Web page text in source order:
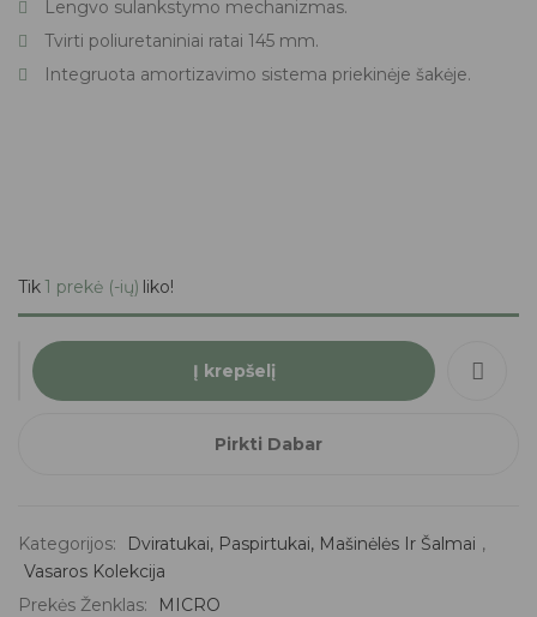
Lengvo sulankstymo mechanizmas.
Tvirti poliuretaniniai ratai 145 mm.
Integruota amortizavimo sistema priekinėje šakėje.
Tik1 prekė (-ių) liko!
Į krepšelį
Pirkti Dabar
Kategorijos: Dviratukai, Paspirtukai, Mašinėlės Ir Šalmai ,
Vasaros Kolekcija
Prekės Ženklas:
MICRO